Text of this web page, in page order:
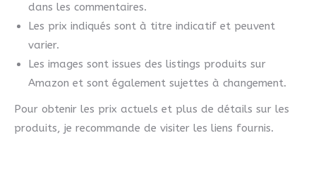
dans les commentaires.
Les prix indiqués sont à titre indicatif et peuvent
varier.
Les images sont issues des listings produits sur
Amazon et sont également sujettes à changement.
Pour obtenir les prix actuels et plus de détails sur les
produits, je recommande de visiter les liens fournis.